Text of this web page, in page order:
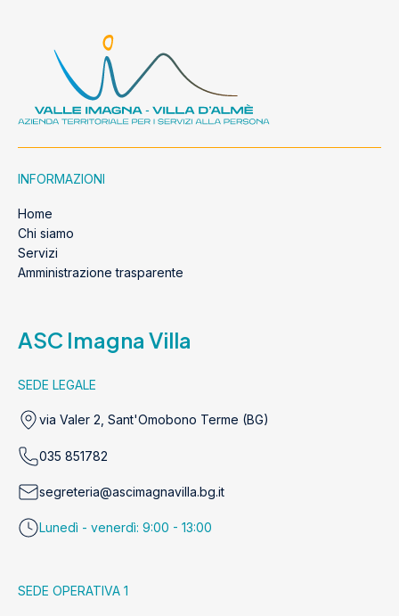
INFORMAZIONI
Home
Chi siamo
Servizi
Amministrazione trasparente
ASC Imagna Villa
SEDE LEGALE
via Valer 2, Sant'Omobono Terme (BG)
035 851782
segreteria@ascimagnavilla.bg.it
Lunedì - venerdì: 9:00 - 13:00
SEDE OPERATIVA 1